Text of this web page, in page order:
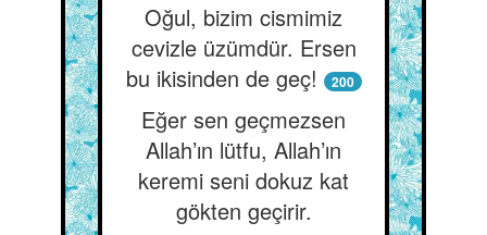
Oğul, bizim cismimiz
cevizle üzümdür. Ersen
bu ikisinden de geç!
200
Eğer sen geçmezsen
Allah’ın lütfu, Allah’ın
keremi seni dokuz kat
gökten geçirir.